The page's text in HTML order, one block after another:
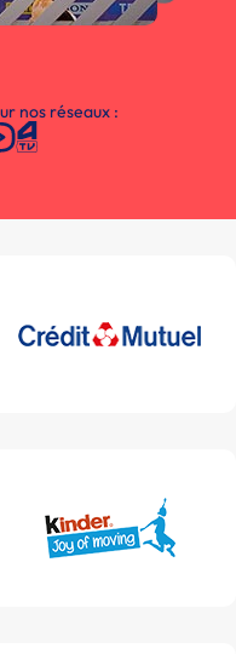
nos réseaux :